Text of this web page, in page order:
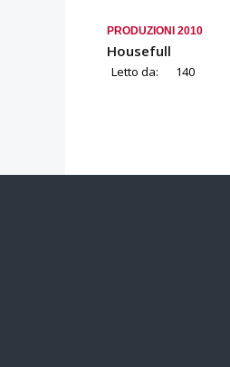
PRODUZIONI 2010
Housefull
Letto da: 140